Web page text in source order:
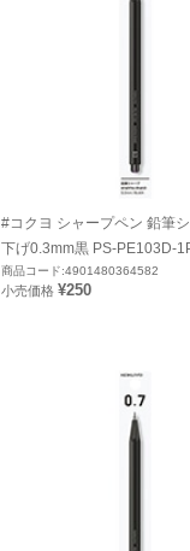
#コクヨ シャープペン 鉛筆
下げ0.3mm黒 PS-PE103D-
商品コード:4901480364582
小売価格 ¥250